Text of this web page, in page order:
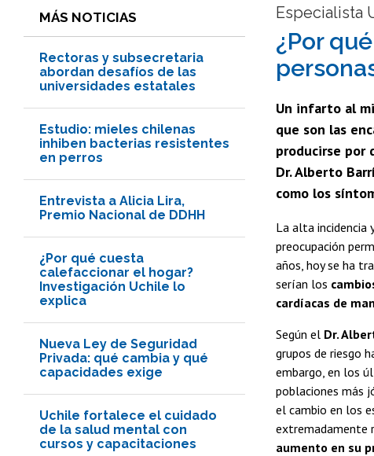
MÁS NOTICIAS
Rectoras y subsecretaria
abordan desafíos de las
universidades estatales
Estudio: mieles chilenas
inhiben bacterias resistentes
en perros
Entrevista a Alicia Lira,
Premio Nacional de DDHH
¿Por qué cuesta
calefaccionar el hogar?
Investigación Uchile lo
explica
Nueva Ley de Seguridad
Privada: qué cambia y qué
capacidades exige
Uchile fortalece el cuidado
de la salud mental con
cursos y capacitaciones
Especialista
¿Por
Un infarto al
que son las
producirse por
Dr. Alberto
como los
La alta incidencia
preocupación
años, hoy se ha
serían los
cardíacas de
Según el Dr.
grupos de riesgo
embargo, en los
poblaciones más
el cambio en los
extremadamente
aumento en su